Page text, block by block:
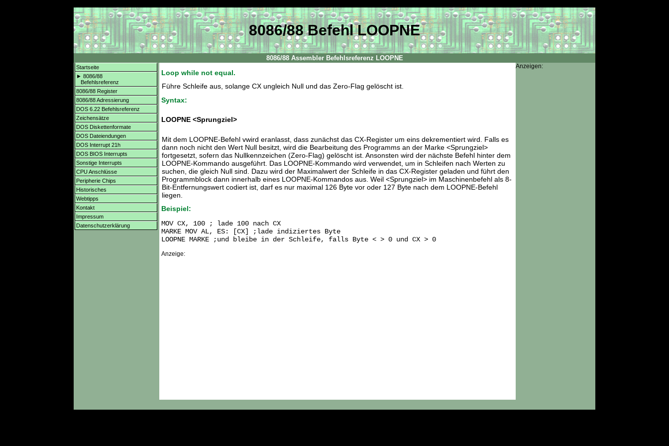
8086/88 Befehl LOOPNE
8086/88 Assembler Befehlsreferenz LOOPNE
Startseite
► 8086/88
Befehlsreferenz
8086/88 Register
8086/88 Adressierung
DOS 6.22 Befehlsreferenz
Zeichensätze
DOS Diskettenformate
DOS Dateiendungen
DOS Interrupt 21h
DOS BIOS Interrupts
Sonstige Interrupts
CPU Anschlüsse
Peripherie Chips
Historisches
Webtipps
Kontakt
Impressum
Datenschutzerklärung
Loop while not equal.
Führe Schleife aus, solange CX ungleich Null und das Zero-Flag gelöscht ist.
Syntax:
LOOPNE <Sprungziel>
Mit dem LOOPNE-Befehl vwird eranlasst, dass zunächst das CX-Register um eins dekrementiert wird. Falls es
dann noch nicht den Wert Null besitzt, wird die Bearbeitung des Programms an der Marke <Sprungziel>
fortgesetzt, sofern das Nullkennzeichen (Zero-Flag) gelöscht ist. Ansonsten wird der nächste Befehl hinter dem
LOOPNE-Kommando ausgeführt. Das LOOPNE-Kommando wird verwendet, um in Schleifen nach Werten zu
suchen, die gleich Null sind. Dazu wird der Maximalwert der Schleife in das CX-Register geladen und führt den
Programmblock dann innerhalb eines LOOPNE-Kommandos aus. Weil <Sprungziel> im Maschinenbefehl als 8-
Bit-Entfernungswert codiert ist, darf es nur maximal 126 Byte vor oder 127 Byte nach dem LOOPNE-Befehl
liegen.
Beispiel:
MOV CX, 100 ; lade 100 nach CX
MARKE MOV AL, ES: [CX] ;lade indiziertes Byte
LOOPNE MARKE ;und bleibe in der Schleife, falls Byte < > 0 und CX > 0
Anzeige:
Anzeigen: